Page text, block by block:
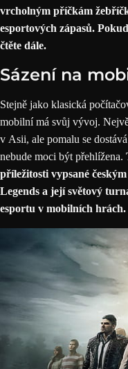
vrcholným příčkám
esportových zápasů.
čtěte dále.
Sázení na
Stejně jako klasická
mobilní má svůj vývoj.
v Asii, ale pomalu se
nebude moci být přehlížena.
příležitosti vypsané
Legends a její světový
esportu v mobilních hrách.